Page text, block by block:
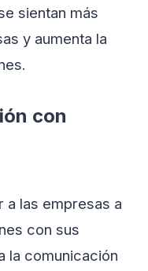
sientan más
y aumenta la
con
a las empresas a
con sus
la comunicación